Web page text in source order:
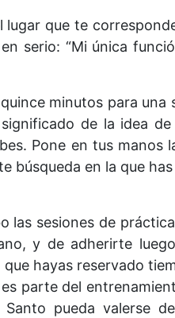
que te
serio: “Mi única
minutos para
de la idea
Pone en tus manos
búsqueda en la que
las sesiones de
y de adherirte
hayas reservado
parte del
pueda valerse